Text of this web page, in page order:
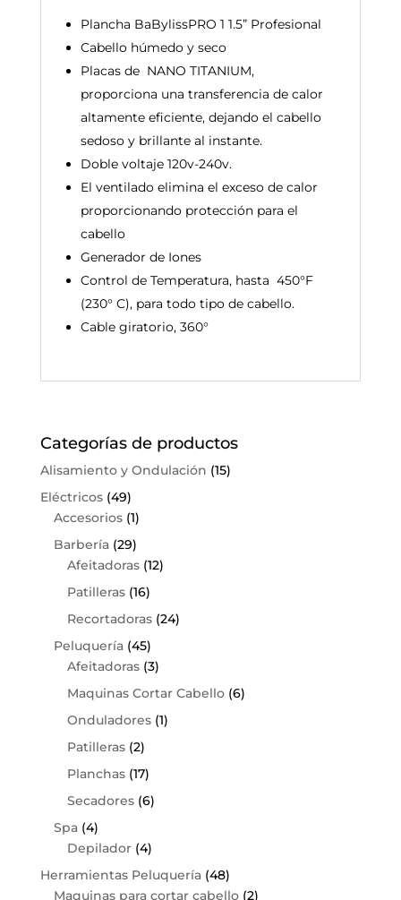
seco
cantidad
Plancha BaBylissPRO 1 1.5” Profesional
Cabello húmedo y seco
Placas de NANO TITANIUM,
proporciona una transferencia de calor
altamente eficiente, dejando el cabello
sedoso y brillante al instante.
Doble voltaje 120v-240v.
El ventilado elimina el exceso de calor
proporcionando protección para el
cabello
Generador de Iones
Control de Temperatura, hasta 450°F
(230° C), para todo tipo de cabello.
Cable giratorio, 360°
Categorías de productos
Alisamiento y Ondulación (15)
Eléctricos (49)
Accesorios (1)
Barbería (29)
Afeitadoras (12)
Patilleras (16)
Recortadoras (24)
Peluquería (45)
Afeitadoras (3)
Maquinas Cortar Cabello (6)
Onduladores (1)
Patilleras (2)
Planchas (17)
Secadores (6)
Spa (4)
Depilador (4)
Herramientas Peluquería (48)
Maquinas para cortar cabello (2)